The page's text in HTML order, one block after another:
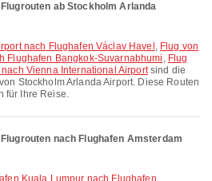
ab Stockholm Arlanda
nach Flughafen Václav Havel , Flug von
Flughafen Bangkok-Suvarnabhumi , Flug
Vienna International Airportsind die
Stockholm Arlanda Airport. Diese Routen
für Ihre Reise.
nach Flughafen Amsterdam